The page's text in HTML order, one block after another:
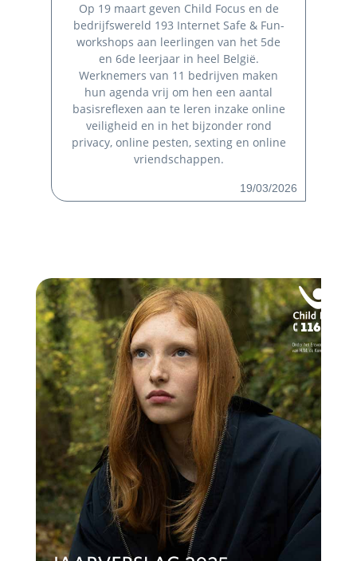
Op 19 maart geven Child Focus en de
bedrijfswereld 193 Internet Safe & Fun-
workshops aan leerlingen van het 5de
en 6de leerjaar in heel België.
Werknemers van 11 bedrijven maken
hun agenda vrij om hen een aantal
basisreflexen aan te leren inzake online
veiligheid en in het bijzonder rond
privacy, online pesten, sexting en online
vriendschappen.
19/03/2026